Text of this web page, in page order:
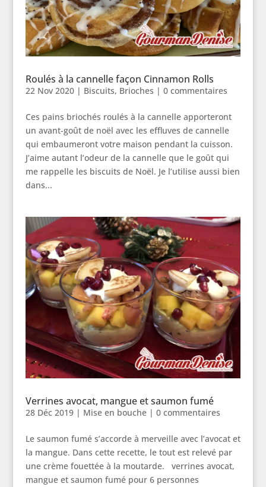
Roulés à la cannelle façon Cinnamon Rolls
22 Nov 2020| Biscuits, Brioches | 0 commentaires
Ces pains briochés roulés à la cannelle apporteront
un avant-goût de noël avec les effluves de cannelle
qui embaumeront votre maison pendant la cuisson.
J’aime autant l’odeur de la cannelle que le goût qui
me rappelle les biscuits de Noël. Je l’utilise aussi bien
dans...
Verrines avocat, mangue et saumon fumé
28 Déc 2019| Mise en bouche| 0 commentaires
Le saumon fumé s’accorde à merveille avec l’avocat et
la mangue. Dans cette recette, le tout est relevé par
une crème fouettée à la moutarde. verrines avocat,
mangue et saumon fumé pour 6 personnes